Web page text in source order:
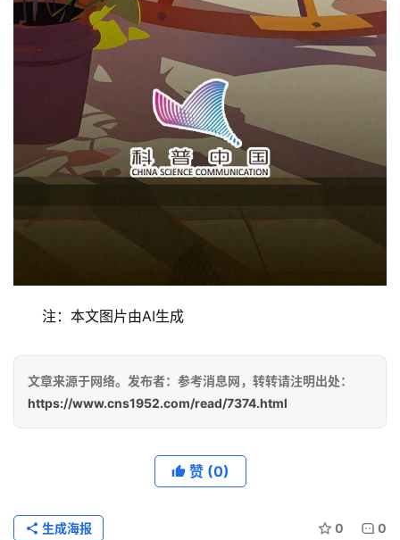
注：本文图片由AI生成
文章来源于网络。发布者：参考消息网，转转请注明出处：
https://www.cns1952.com/read/7374.html
赞 (0)
0 0
生成海报